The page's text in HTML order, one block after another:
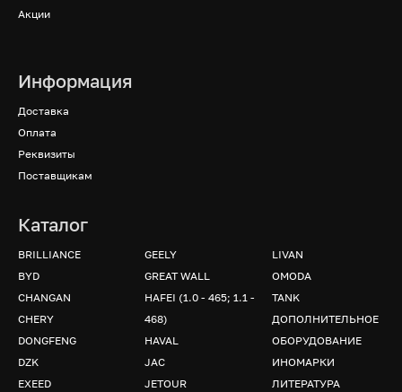
Акции
Информация
Доставка
Оплата
Реквизиты
Поставщикам
Каталог
BRILLIANCE
BYD
CHANGAN
CHERY
DONGFENG
DZK
EXEED
GEELY
GREAT WALL
HAFEI (1.0 - 465; 1.1 -
468)
HAVAL
JAC
JETOUR
LIVAN
OMODA
TANK
ДОПОЛНИТЕЛЬНОЕ
ОБОРУДОВАНИЕ
ИНОМАРКИ
ЛИТЕРАТУРА